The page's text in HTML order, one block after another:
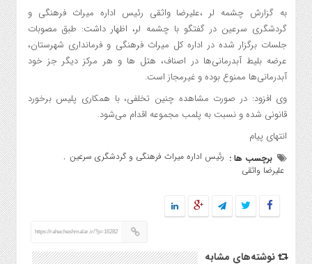
به گزارش چشمه لر ،علیرضا واثقی رئیس اداره میراث فرهنگی و
گردشگری سرعین در گفتگو با چشمه لر، اظهار داشت: طبق مصوبات
جلسات برگزار شده در اداره کل میراث فرهنگی و فرمانداری شهرستان،
عرضه بلیط آبدرمانی‌ها در اصناف، هتل ها و هر مرکز دیگر جز خود
آبدرمانی‌ها ممنوع بوده و غیرمجاز است.
وی افزود: در صورت مشاهده چنین تخلفی، با همکاری پلیس برخورد
قانونی شده و نسبت به پلمب مجموعه اقدام می‌شود.
انتهای پیام
برچسب ها : رئیس اداره میراث فرهنگی و گردشگری سرعین ,
علیرضا واثقی
https://rahecheshmalar.ir/?p=16282
نوشته‌های مشابه